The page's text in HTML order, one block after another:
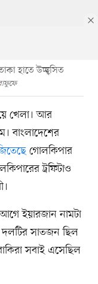
হাতে উচ্ছ্বসিত
খেলা। আর
বাংলাদেশের
গোলকিপার
ট্রফিটাও
ইয়ারজান নামটা
সাতজন ছিল
সবাই এসেছিল